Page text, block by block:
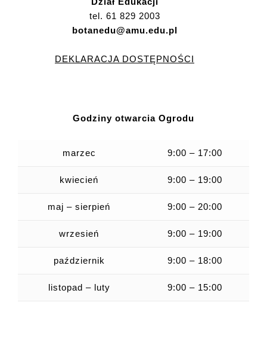
tel. 61 829 2003
botanedu@amu.edu.pl
DEKLARACJA DOSTĘPNOŚCI
Godziny otwarcia Ogrodu
marzec 9:00 – 17:00
kwiecień 9:00 – 19:00
maj – sierpień 9:00 – 20:00
wrzesień 9:00 – 19:00
październik 9:00 – 18:00
listopad – luty 9:00 – 15:00